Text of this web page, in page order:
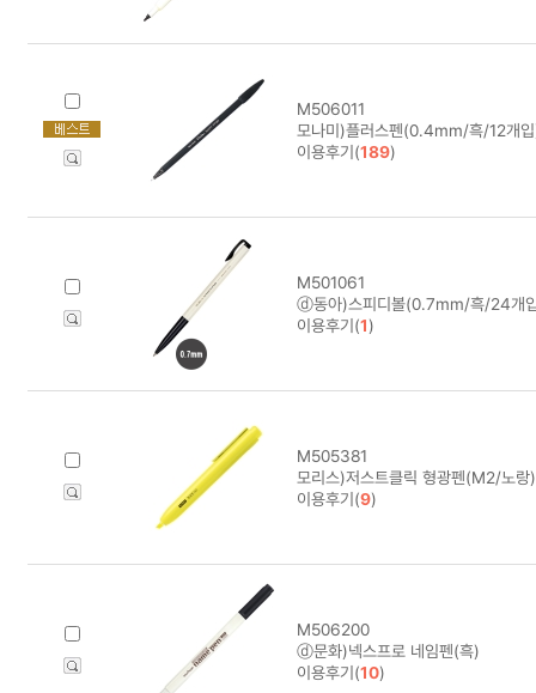
M506011
모나미)플러스펜(0.4mm/흑/12개
이용후기(189)
M501061
ⓓ동아)스피디볼(0.7mm/흑/24개
이용후기(1)
M505381
모리스)저스트클릭 형광펜(M2/노랑)
이용후기(9)
M506200
ⓓ문화)넥스프로 네임펜(흑)
이용후기(10)